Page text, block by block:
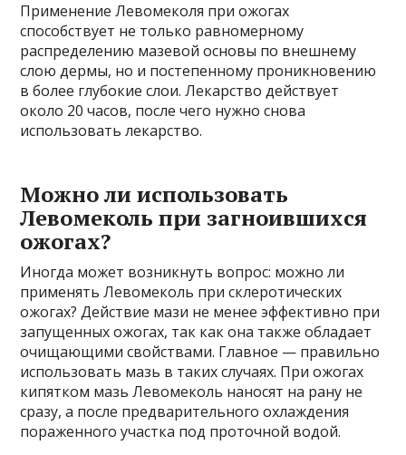
Применение Левомеколя при ожогах
способствует не только равномерному
распределению мазевой основы по внешнему
слою дермы, но и постепенному проникновению
в более глубокие слои. Лекарство действует
около 20 часов, после чего нужно снова
использовать лекарство.
Можно ли использовать
Левомеколь при загноившихся
ожогах?
Иногда может возникнуть вопрос: можно ли
применять Левомеколь при склеротических
ожогах? Действие мази не менее эффективно при
запущенных ожогах, так как она также обладает
очищающими свойствами. Главное — правильно
использовать мазь в таких случаях. При ожогах
кипятком мазь Левомеколь наносят на рану не
сразу, а после предварительного охлаждения
пораженного участка под проточной водой.